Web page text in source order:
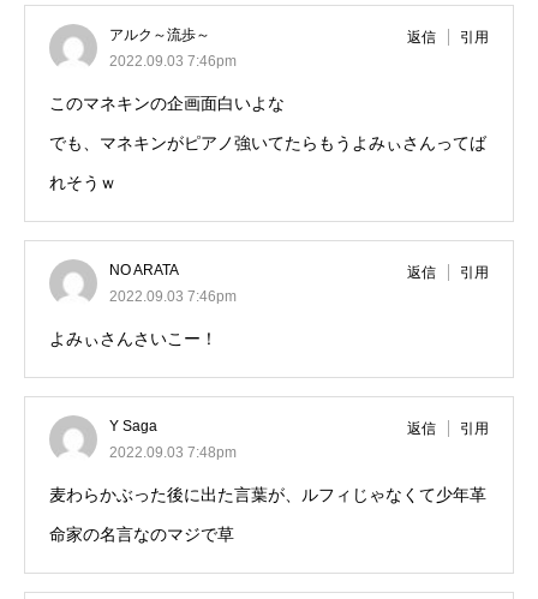
アルク～流歩～
2022.09.03 7:46pm
返信 引用
このマネキンの企画面白いよな
でも、マネキンがピアノ強いてたらもうよみぃさんってば
れそうｗ
NO ARATA
2022.09.03 7:46pm
返信 引用
よみぃさんさいこー！
Y Saga
2022.09.03 7:48pm
返信 引用
麦わらかぶった後に出た言葉が、ルフィじゃなくて少年革
命家の名言なのマジで草